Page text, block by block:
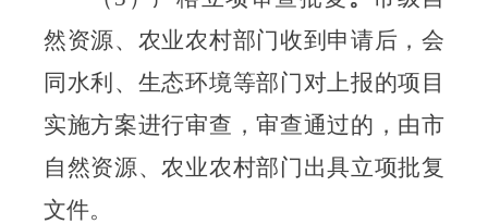
然资源、农业农村部门收到申请后，会
同水利、生态环境等部门对上报的项目
实施方案进行审查，审查通过的，由市
自然资源、农业农村部门出具立项批复
文件。